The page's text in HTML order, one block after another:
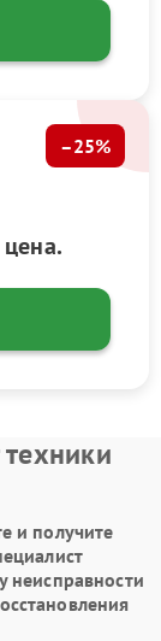
–25%
и получите
неисправности